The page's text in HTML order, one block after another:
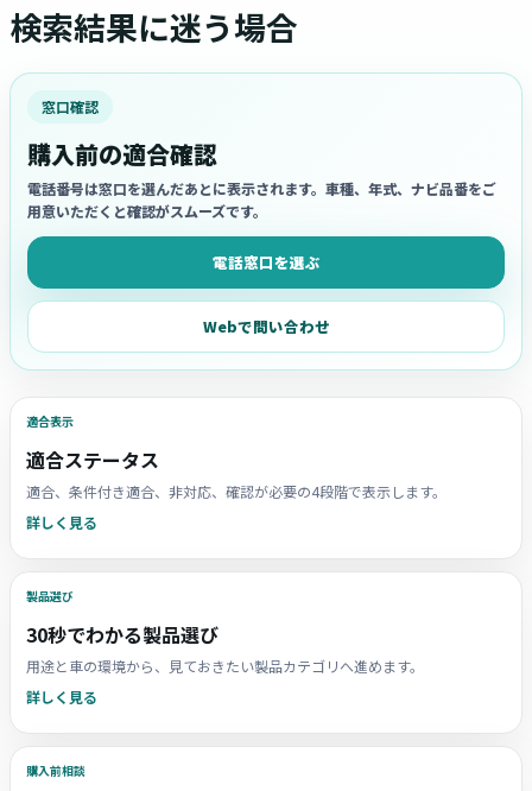
検索結果に迷う場合
窓口確認
購入前の適合確認
電話番号は窓口を選んだあとに表示されます。車種、年式、ナビ品番をご
用意いただくと確認がスムーズです。
電話窓口を選ぶ
Webで問い合わせ
適合表示
適合ステータス
適合、条件付き適合、非対応、確認が必要の4段階で表示します。
詳しく見る
製品選び
30秒でわかる製品選び
用途と車の環境から、見ておきたい製品カテゴリへ進めます。
詳しく見る
購入前相談